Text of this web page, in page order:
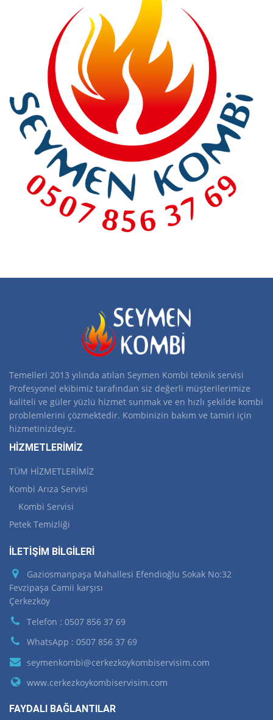
Temelleri 2013 yılında atılan Seymen Kombi teknik servisi
Profesyonel ekibimiz tarafından siz değerli müşterilerimize
kaliteli ve güler yüzlü hizmet sunmak ve en hızlı şekilde kombi
problemlerini çözmektedir. Kombinizin bakım ve tamiri için
hizmetinizdeyiz.
HİZMETLERİMİZ
TÜM HİZMETLERİMİZ
Kombi Arıza Servisi
Kombi Servisi
Petek Temizliği
İLETİŞİM BİLGİLERİ
Gaziosmanpaşa Mahallesi Efendioğlu Sokak No:32
Fevzipaşa Camii karşısı
Çerkezköy
Telefon : 0507 856 37 69
WhatsApp : 0507 856 37 69
seymenkombi@cerkezkoykombiservisim.com
www.cerkezkoykombiservisim.com
FAYDALI BAĞLANTILAR